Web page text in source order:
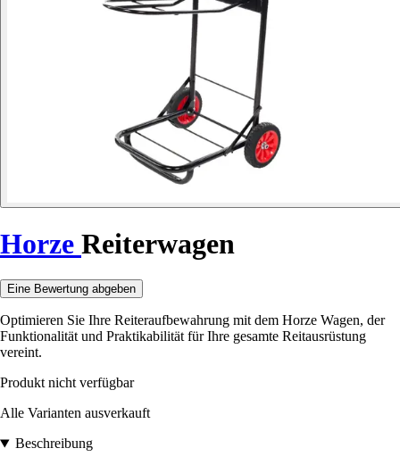
Horze Reiterwagen
Eine Bewertung abgeben
Optimieren Sie Ihre Reiteraufbewahrung mit dem Horze Wagen, der
Funktionalität und Praktikabilität für Ihre gesamte Reitausrüstung
vereint.
Produkt nicht verfügbar
Alle Varianten ausverkauft
Beschreibung